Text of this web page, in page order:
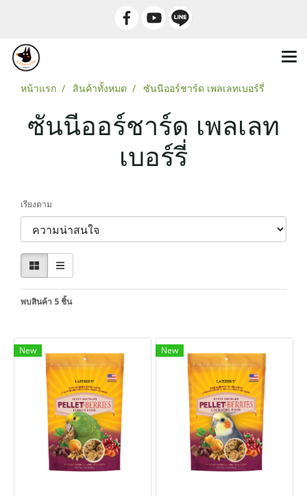
หน้าแรก สินค้าทั้งหมด ซันนีออร์ชาร์ด เพลเลทเบอร์รี่
ซันนีออร์ชาร์ด เพลเลท
เบอร์รี่
เรียงตาม
พบสินค้า 5 ชิ้น
New New